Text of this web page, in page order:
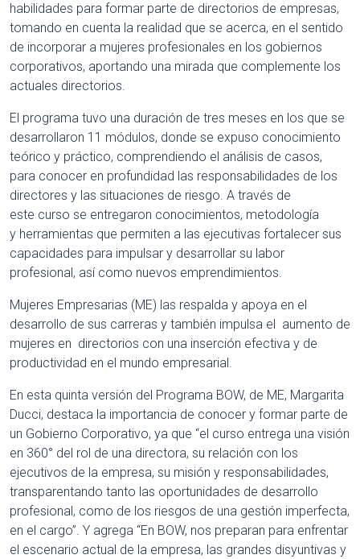
habilidades para formar parte de directorios de empresas,
tomando en cuenta la realidad que se acerca, en el sentido
de incorporar a mujeres profesionales en los gobiernos
corporativos, aportando una mirada que complemente los
actuales directorios.
El programa tuvo una duración de tres meses en los que se
desarrollaron 11 módulos, donde se expuso conocimiento
teórico y práctico, comprendiendo el análisis de casos,
para conocer en profundidad las responsabilidades de los
directores y las situaciones de riesgo. A través de
este curso se entregaron conocimientos, metodología
y herramientas que permiten a las ejecutivas fortalecer sus
capacidades para impulsar y desarrollar su labor
profesional, así como nuevos emprendimientos.
Mujeres Empresarias (ME) las respalda y apoya en el
desarrollo de sus carreras y también impulsa el aumento de
mujeres en directorios con una inserción efectiva y de
productividad en el mundo empresarial.
En esta quinta versión del Programa BOW, de ME, Margarita
Ducci, destaca la importancia de conocer y formar parte de
un Gobierno Corporativo, ya que “el curso entrega una visión
en 360° del rol de una directora, su relación con los
ejecutivos de la empresa, su misión y responsabilidades,
transparentando tanto las oportunidades de desarrollo
profesional, como de los riesgos de una gestión imperfecta,
en el cargo”. Y agrega “En BOW, nos preparan para enfrentar
el escenario actual de la empresa, las grandes disyuntivas y